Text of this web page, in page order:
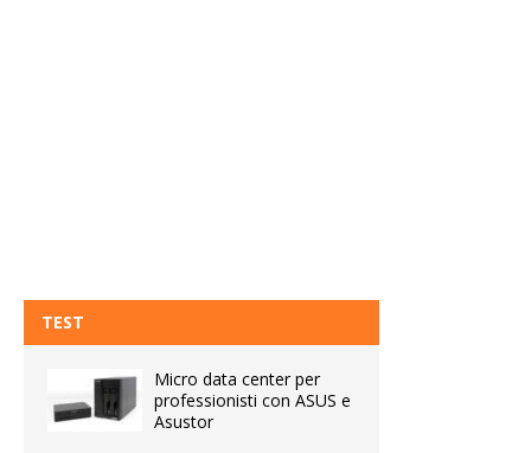
TEST
Micro data center per
professionisti con ASUS e
Asustor